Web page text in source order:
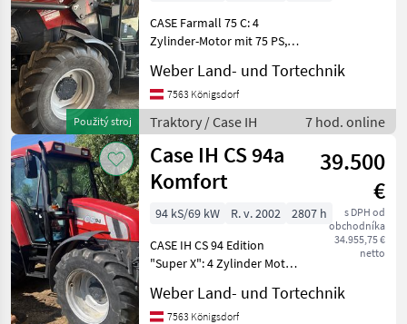
Použitý stroj
CASE Farmall 75 C: 4
Zylinder-Motor mit 75 PS,
Betriebsstunden, 12x12
Gang Getriebe, 40 km/h, 3
dw Steuergeräte Traktor,
Frontlader auf Mittensteu
Weber Land- und Tortechnik
7563 Königsdorf
Traktory / Case IH 7 hod. online
Case IH CS 94a
Komfort
39.500
€
s DPH od
obchodníka
34.955,75 €
netto
94 kS/69 kW R. v. 2002
2807 h
CASE IH CS 94 Edition
"Super X": 4 Zylinder Motor
originale 2807
Beitriebsstunden,
Weber Land- und Tortechnik
7563 Königsdorf